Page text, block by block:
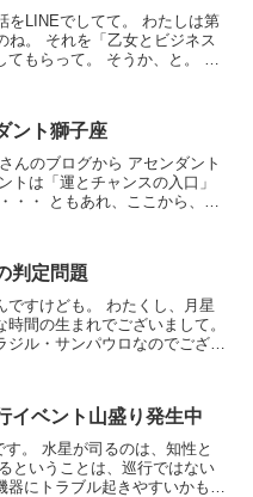
してて。 わたしは第
ね。 それを「乙女とビジネス
そうか、と。 月
ント獅子座
グから アセンダント
判定問題
。 わたくし、月星
間の生まれでございまして。
ジル・サンパウロなのでござい
イベント山盛り発生中
。 水星が司るのは、知性と
ということは、巡行ではない
器にトラブル起きやすいかも